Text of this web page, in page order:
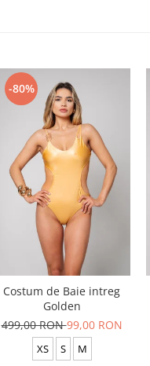
-80%
Costum de Baie intreg
Golden
499,00 RON99,00 RON
XS S M